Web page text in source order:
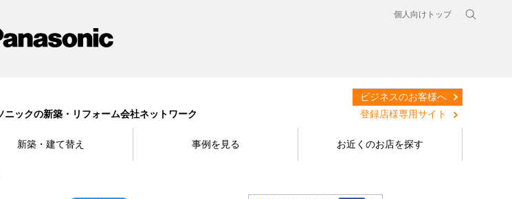
個人向けトップ
ニックの新築・リフォーム会社ネットワーク
ビジネスのお客様へ
登録店様専用サイト
新築・建て替え 事例を見る お近くのお店を探す